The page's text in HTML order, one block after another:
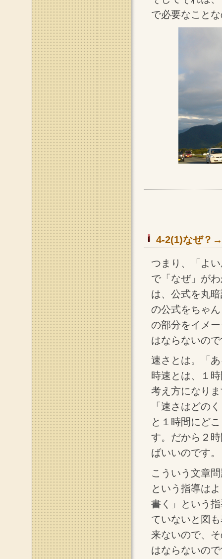
で必要なこと
4-2(1)なぜ？
つまり、「よ
で「なぜ」が
は、公式を丸
の公式をちゃ
の部分をイメ
はならないの
速さとは。「
時速とは、１
考え方になり
「速さはどの
と１時間にど
す。だから２
ばいいのです。
こういう文章
という指導は
書く」という
ていないと図
来ないので、
はならないの